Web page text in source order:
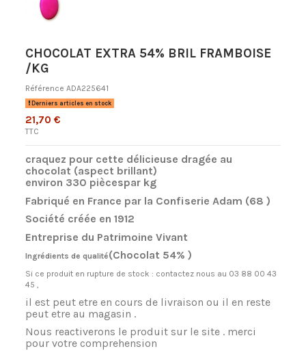
CHOCOLAT EXTRA 54% BRIL FRAMBOISE
/KG
Référence ADA225641
Derniers articles en stock
21,70 €
TTC
craquez pour cette délicieuse dragée au
chocolat (aspect brillant)
environ 330 piècespar kg
Fabriqué en France par la Confiserie Adam (68 )
Société créée en 1912
Entreprise du Patrimoine Vivant
Ingrédients de qualité(Chocolat 54% )
Si ce produit en rupture de stock : contactez nous au 03 88 00 43
45 ,
il est peut etre en cours de livraison ou il en reste
peut etre au magasin .
Nous reactiverons le produit sur le site . merci
pour votre comprehension